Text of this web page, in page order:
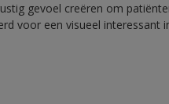
gevoel creëren om
voor een visueel interessant